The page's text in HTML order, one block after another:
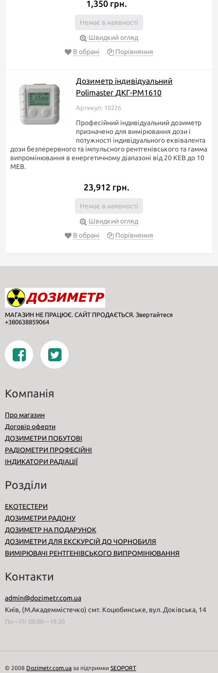
1,350 грн.
Немає в наявності
Швидкий огляд
В обрані
Порівняння
Дозиметр індивідуальний
Polimaster ДКГ-PM1610
Артикул: 10226
Професійний індивідуальний дозиметр
призначено для вимірювання дози і
потужності індивідуального еквівалента
дози безперервного та імпульсного рентгенівського та гамма
випромінювання в енергетичному діапазоні від 20 КЕВ до 10
МЕВ.
23,912 грн.
Немає в наявності
Швидкий огляд
В обрані
Порівняння
МАГАЗИН НЕ ПРАЦЮЄ. САЙТ ПРОДАЄТЬСЯ. Звертайтеся
+380638859064
Компанія
Про магазин
Договір оферти
ДОЗИМЕТРИ ПОБУТОВІ
РАДІОМЕТРИ ПРОФЕСІЙНІ
ІНДИКАТОРИ РАДІАЦІЇ
Розділи
ЕКОТЕСТЕРИ
ДОЗИМЕТРИ РАДОНУ
ДОЗИМЕТР НА ПОДАРУНОК
ДОЗИМЕТРИ ДЛЯ ЕКСКУРСІЙ ДО ЧОРНОБИЛЯ
ВИМІРЮВАЧІ РЕНТГЕНІВСЬКОГО ВИПРОМІНЮВАННЯ
Контакти
admin@dozimetr.com.ua
Київ, (М.Академмістечко) смт. Коцюбинське, вул. Доківська, 14
Пн—Пт 09:00—19:30
© 2008 Dozimetr.com.ua за підтримки SEOPORT